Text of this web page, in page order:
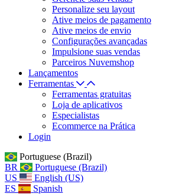
Personalize seu layout
Ative meios de pagamento
Ative meios de envio
Configurações avançadas
Impulsione suas vendas
Parceiros Nuvemshop
Lançamentos
Ferramentas
Ferramentas gratuitas
Loja de aplicativos
Especialistas
Ecommerce na Prática
Login
Portuguese (Brazil)
BR
Portuguese (Brazil)
US
English (US)
ES
Spanish